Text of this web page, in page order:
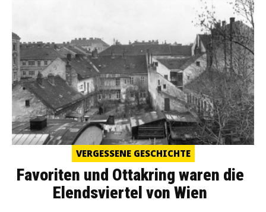
VERGESSENE GESCHICHTE
Favoriten und Ottakring waren die
Elendsviertel von Wien